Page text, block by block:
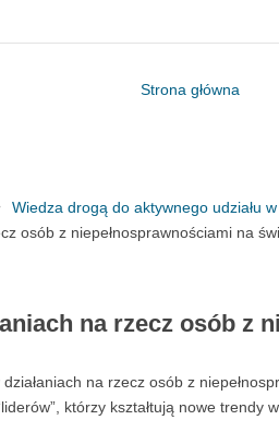
Strona główna
Wiedza drogą do aktywnego udziału
osób z niepełnosprawnościami na
na rzecz osób z
na rzecz osób z
którzy kształtują nowe